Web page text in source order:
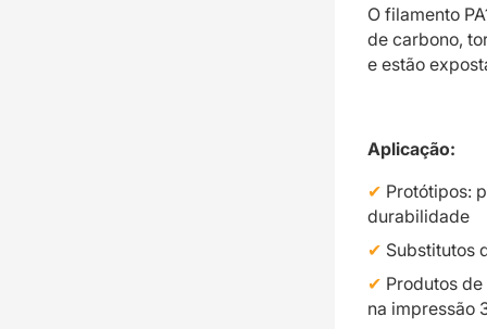
O filamento
de carbono,
e estão
Aplicação:
Protótipos:
durabilidade
Substitutos
Produtos
na impressão